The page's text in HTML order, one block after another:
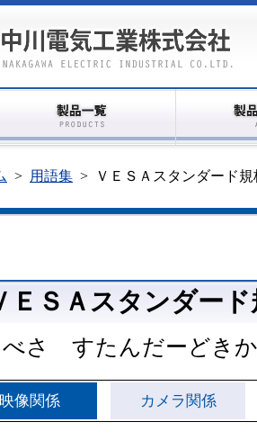
> 用語集 > ＶＥＳＡスタンダード規
ＥＳＡスタンダー
べさ すたんだーどき
映像関係 カメラ関係